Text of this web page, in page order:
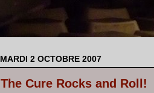
MARDI 2 OCTOBRE 2007
The Cure Rocks and Roll!